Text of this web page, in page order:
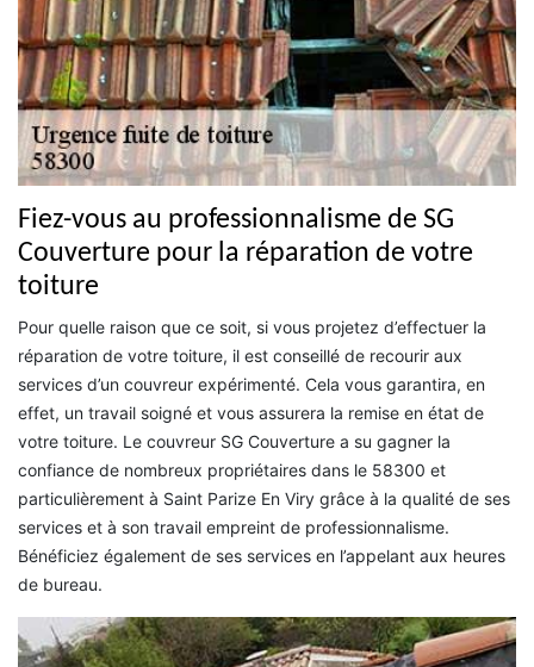
Fiez-vous au professionnalisme de SG
Couverture pour la réparation de votre
toiture
Pour quelle raison que ce soit, si vous projetez d’effectuer la
réparation de votre toiture, il est conseillé de recourir aux
services d’un couvreur expérimenté. Cela vous garantira, en
effet, un travail soigné et vous assurera la remise en état de
votre toiture. Le couvreur SG Couverture a su gagner la
confiance de nombreux propriétaires dans le 58300 et
particulièrement à Saint Parize En Viry grâce à la qualité de ses
services et à son travail empreint de professionnalisme.
Bénéficiez également de ses services en l’appelant aux heures
de bureau.